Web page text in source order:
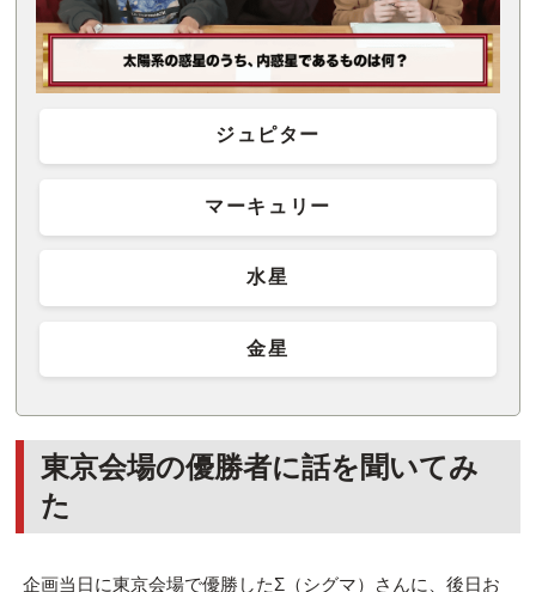
ジュピター
マーキュリー
水星
金星
東京会場の優勝者に話を聞いてみ
た
企画当日に東京会場で優勝したΣ（シグマ）さんに、後日お